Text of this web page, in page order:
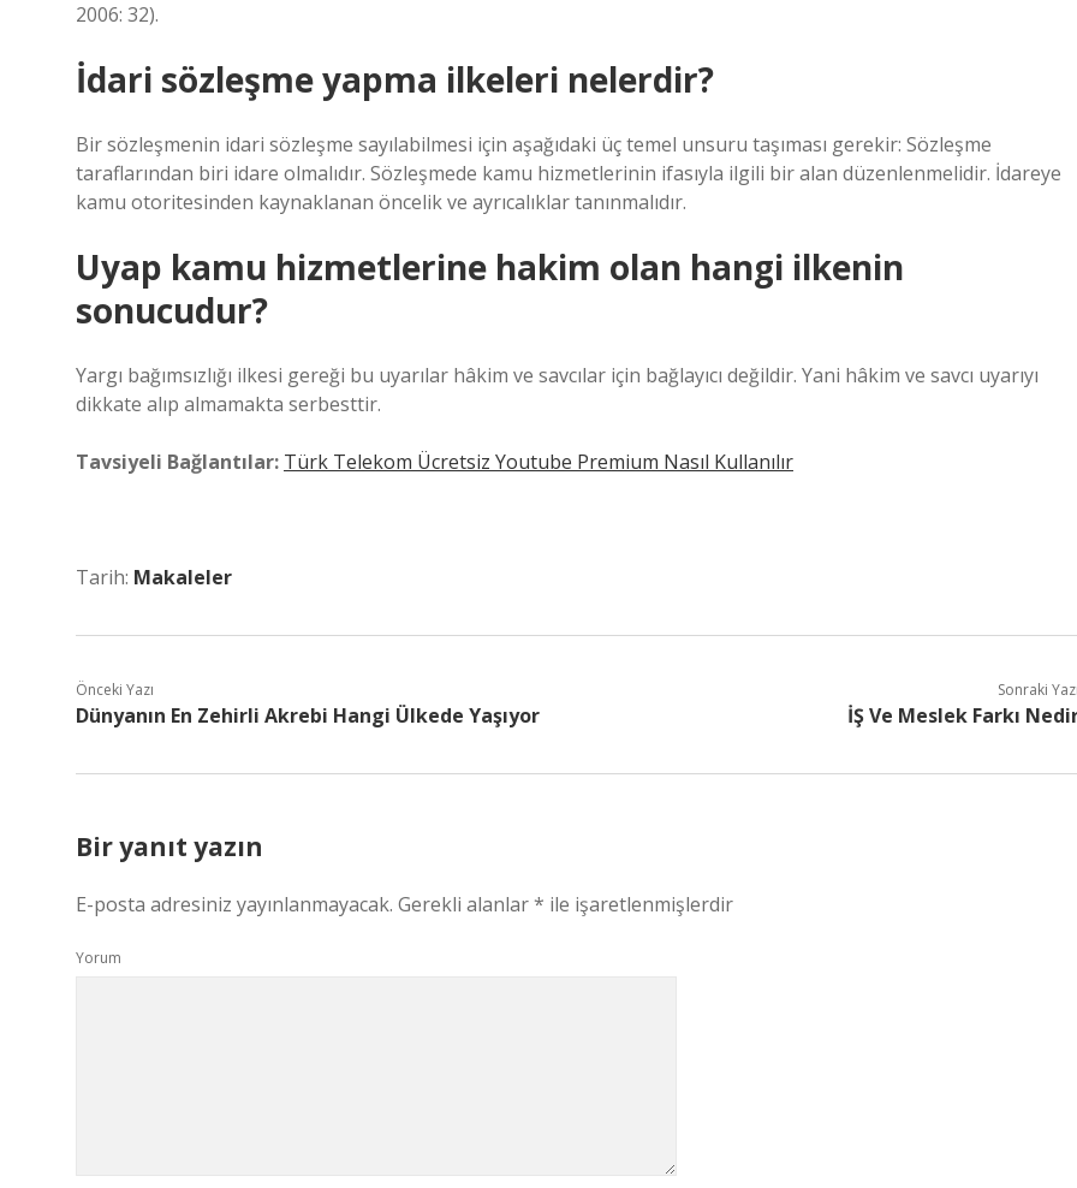
2006: 32).
İdari sözleşme yapma ilkeleri nelerdir?
Bir sözleşmenin idari sözleşme sayılabilmesi için aşağıdaki üç temel unsuru taşıması gerekir: Sözleşme
taraflarından biri idare olmalıdır. Sözleşmede kamu hizmetlerinin ifasıyla ilgili bir alan düzenlenmelidir. İdareye
kamu otoritesinden kaynaklanan öncelik ve ayrıcalıklar tanınmalıdır.
Uyap kamu hizmetlerine hakim olan hangi ilkenin
sonucudur?
Yargı bağımsızlığı ilkesi gereği bu uyarılar hâkim ve savcılar için bağlayıcı değildir. Yani hâkim ve savcı uyarıyı
dikkate alıp almamakta serbesttir.
Tavsiyeli Bağlantılar: Türk Telekom Ücretsiz Youtube Premium Nasıl Kullanılır
Tarih: Makaleler
Önceki Yazı
Dünyanın En Zehirli Akrebi Hangi Ülkede Yaşıyor
Sonraki Yazı
İŞ Ve Meslek Farkı
Bir yanıt yazın
E-posta adresiniz yayınlanmayacak. Gerekli alanlar* ile işaretlenmişlerdir
Yorum